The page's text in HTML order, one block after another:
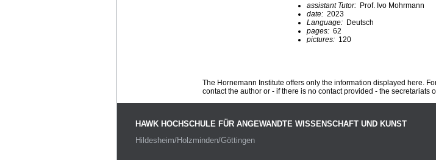
assistant Tutor: Prof. Ivo Mohrmann
date: 2023
Language: Deutsch
pages: 62
pictures: 120
The Hornemann Institute offers only the information displayed here.
contact the author or - if there is no contact provided - the secretariats
HAWK HOCHSCHULE FÜR ANGEWANDTE WISSENSCHAFT UND KUNST
Hildesheim/Holzminden/Göttingen